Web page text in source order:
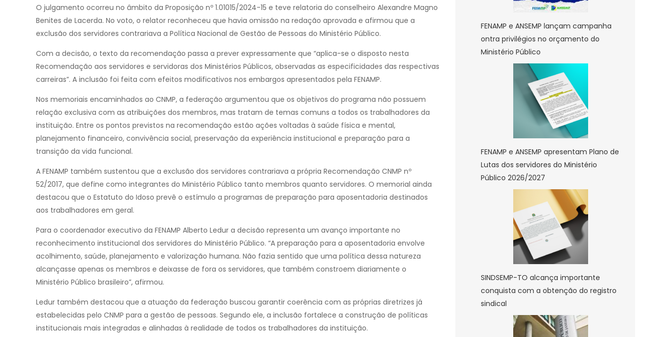
O julgamento ocorreu no âmbito da Proposição nº 1.01015/2024-15 e teve relatoria do conselheiro Alexandre Magno
Benites de Lacerda. No voto, o relator reconheceu que havia omissão na redação aprovada e afirmou que a
exclusão dos servidores contrariava a Política Nacional de Gestão de Pessoas do Ministério Público.
Com a decisão, o texto da recomendação passa a prever expressamente que “aplica-se o disposto nesta
Recomendação aos servidores e servidoras dos Ministérios Públicos, observadas as especificidades das respectivas
carreiras”. A inclusão foi feita com efeitos modificativos nos embargos apresentados pela FENAMP.
Nos memoriais encaminhados ao CNMP, a federação argumentou que os objetivos do programa não possuem
relação exclusiva com as atribuições dos membros, mas tratam de temas comuns a todos os trabalhadores da
instituição. Entre os pontos previstos na recomendação estão ações voltadas à saúde física e mental,
planejamento financeiro, convivência social, preservação da experiência institucional e preparação para a
transição da vida funcional.
A FENAMP também sustentou que a exclusão dos servidores contrariava a própria Recomendação CNMP nº
52/2017, que define como integrantes do Ministério Público tanto membros quanto servidores. O memorial ainda
destacou que o Estatuto do Idoso prevê o estímulo a programas de preparação para aposentadoria destinados
aos trabalhadores em geral.
Para o coordenador executivo da FENAMP Alberto Ledur a decisão representa um avanço importante no
reconhecimento institucional dos servidores do Ministério Público. “A preparação para a aposentadoria envolve
acolhimento, saúde, planejamento e valorização humana. Não fazia sentido que uma política dessa natureza
alcançasse apenas os membros e deixasse de fora os servidores, que também constroem diariamente o
Ministério Público brasileiro”, afirmou.
Ledur também destacou que a atuação da federação buscou garantir coerência com as próprias diretrizes já
estabelecidas pelo CNMP para a gestão de pessoas. Segundo ele, a inclusão fortalece a construção de políticas
institucionais mais integradas e alinhadas à realidade de todos os trabalhadores da instituição.
FENAMP e ANSEMP lançam campanha
ontra privilégios no orçamento do
Ministério Público
FENAMP e ANSEMP apresentam Plano de
Lutas dos servidores do Ministério
Público 2026/2027
SINDSEMP-TO alcança importante
conquista com a obtenção do registro
sindical